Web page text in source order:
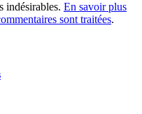
indésirables. En savoir plus
sont traitées.